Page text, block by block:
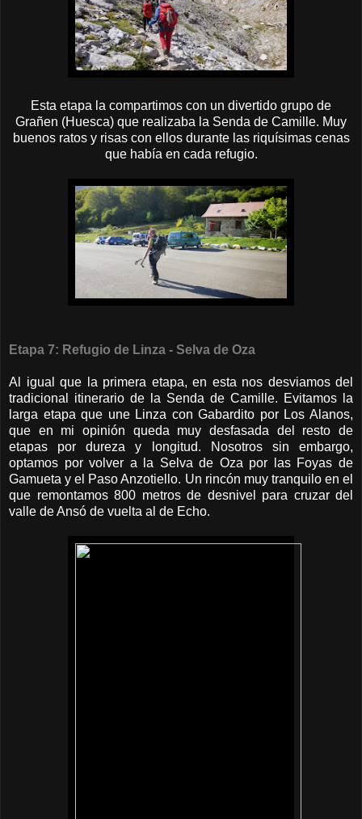
Esta etapa la compartimos con un divertido grupo de
Grañen (Huesca) que realizaba la Senda de Camille. Muy
buenos ratos y risas con ellos durante las riquísimas cenas
que había en cada refugio.
Etapa 7: Refugio de Linza - Selva de Oza
Al igual que la primera etapa, en esta nos desviamos del
tradicional itinerario de la Senda de Camille. Evitamos la
larga etapa que une Linza con Gabardito por Los Alanos,
que en mi opinión queda muy desfasada del resto de
etapas por dureza y longitud. Nosotros sin embargo,
optamos por volver a la Selva de Oza por las Foyas de
Gamueta y el Paso Anzotiello. Un rincón muy tranquilo en el
que remontamos 800 metros de desnivel para cruzar del
valle de Ansó de vuelta al de Echo.